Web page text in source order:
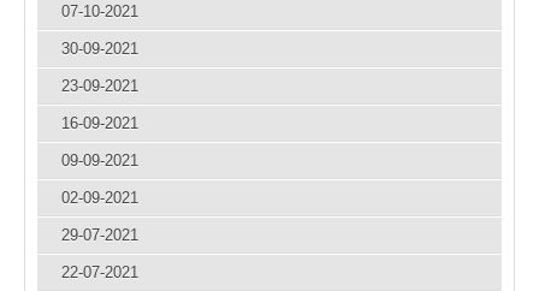
07-10-2021
30-09-2021
23-09-2021
16-09-2021
09-09-2021
02-09-2021
29-07-2021
22-07-2021